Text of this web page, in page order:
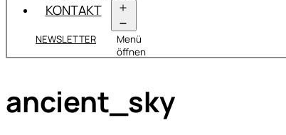
KONTAKT
Menü
öffnen
NEWSLETTER
ancient_sky